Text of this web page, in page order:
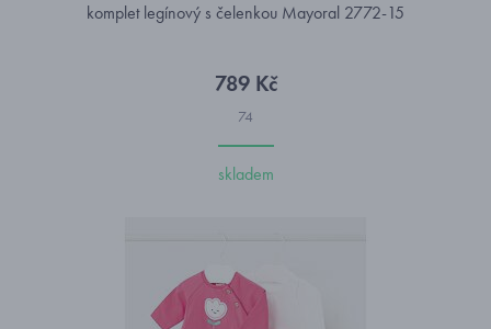
komplet legínový s čelenkou Mayoral 2772-15
789 Kč
74
skladem